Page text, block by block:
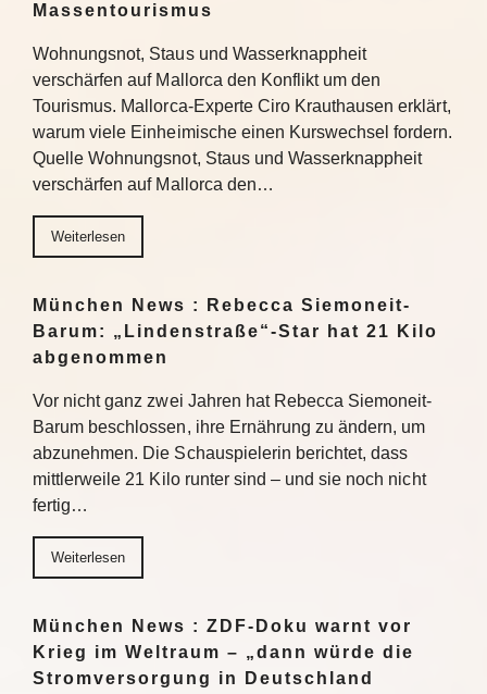
Massentourismus
Wohnungsnot, Staus und Wasserknappheit
verschärfen auf Mallorca den Konflikt um den
Tourismus. Mallorca-Experte Ciro Krauthausen erklärt,
warum viele Einheimische einen Kurswechsel fordern.
Quelle Wohnungsnot, Staus und Wasserknappheit
verschärfen auf Mallorca den…
Weiterlesen
München News : Rebecca Siemoneit-
Barum: „Lindenstraße“-Star hat 21 Kilo
abgenommen
Vor nicht ganz zwei Jahren hat Rebecca Siemoneit-
Barum beschlossen, ihre Ernährung zu ändern, um
abzunehmen. Die Schauspielerin berichtet, dass
mittlerweile 21 Kilo runter sind – und sie noch nicht
fertig…
Weiterlesen
München News : ZDF-Doku warnt vor
Krieg im Weltraum – „dann würde die
Stromversorgung in Deutschland